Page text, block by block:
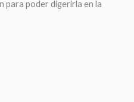
para poder digerirla en la